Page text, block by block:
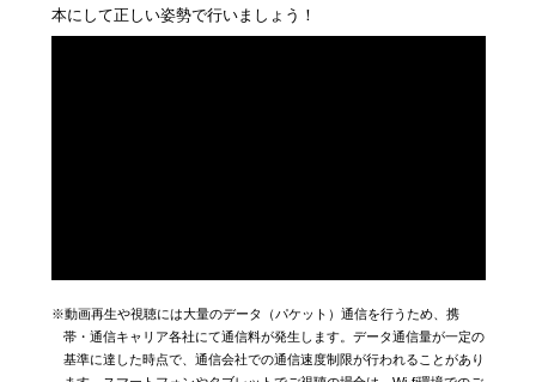
本にして正しい姿勢で行いましょう！
※動画再生や視聴には大量のデータ（パケット）通信を行うため、携
帯・通信キャリア各社にて通信料が発生します。データ通信量が一定の
基準に達した時点で、通信会社での通信速度制限が行われることがあり